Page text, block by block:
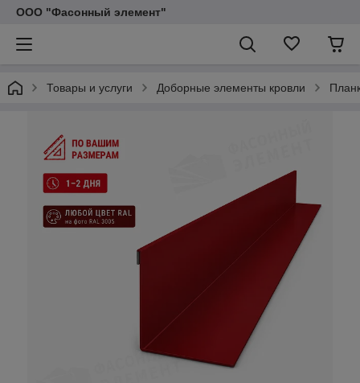
ООО "Фасонный элемент"
Товары и услуги Доборные элементы кровли